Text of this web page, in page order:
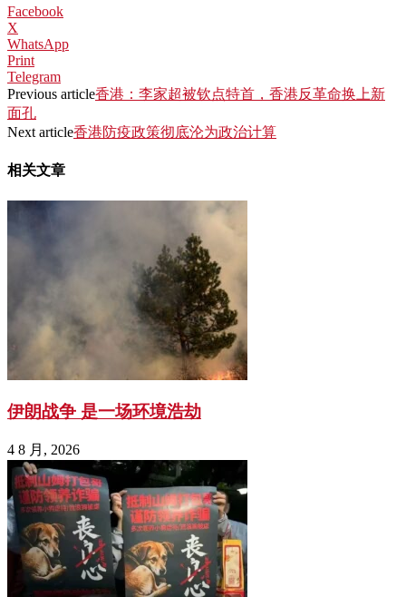
Facebook
X
WhatsApp
Print
Telegram
Previous article香港：李家超被钦点特首，香港反革命换上新
面孔
Next article香港防疫政策彻底沦为政治计算
相关文章
伊朗战争 是一场环境浩劫
4 8 月, 2026